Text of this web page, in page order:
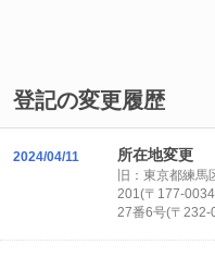
登記の変更履歴
2024/04/11 所在地変更
旧：東京都練
201(〒177-
27番6号(〒232-